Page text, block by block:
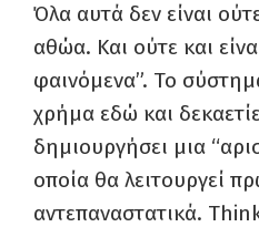
Όλα αυτά δεν είναι
αθώα. Και ούτε και
φαινόμενα”. Το
χρήμα εδώ και
δημιουργήσει μια
οποία θα λειτουργεί
αντεπαναστατικά.